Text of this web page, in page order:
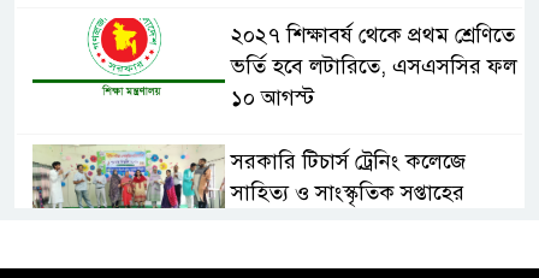
২০২৭ শিক্ষাবর্ষ থেকে প্রথম শ্রেণিতে
ভর্তি হবে লটারিতে, এসএসসির ফল
১০ আগস্ট
সরকারি টিচার্স ট্রেনিং কলেজে
সাহিত্য ও সাংস্কৃতিক সপ্তাহের